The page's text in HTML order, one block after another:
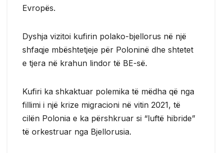
Evropës.
Dyshja vizitoi kufirin polako-bjellorus në një
shfaqje mbështetjeje për Poloninë dhe shtetet
e tjera në krahun lindor të BE-së.
Kufiri ka shkaktuar polemika të mëdha që nga
fillimi i një krize migracioni në vitin 2021, të
cilën Polonia e ka përshkruar si “luftë hibride”
të orkestruar nga Bjellorusia.